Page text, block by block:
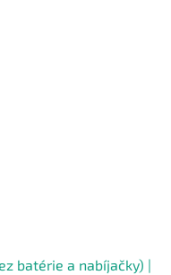
batérie a nabíjačky) |